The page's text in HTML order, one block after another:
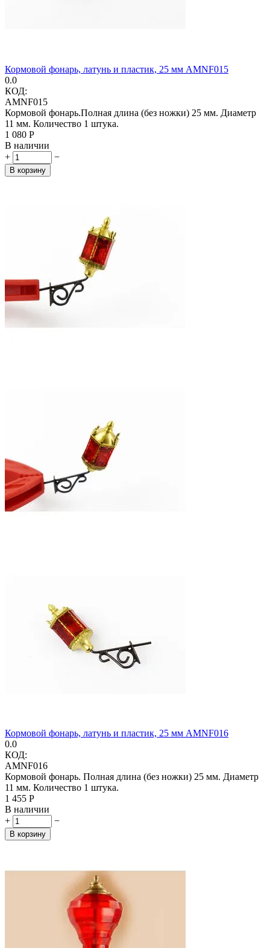
Кормовой фонарь, латунь и пластик, 25 мм AMNF015
0.0
КОД:
AMNF015
Кормовой фонарь.Полная длина (без ножки) 25 мм. Диаметр
11 мм. Количество 1 штука.
1 080 Р
В наличии
+
−
В корзину
Кормовой фонарь, латунь и пластик, 25 мм AMNF016
0.0
КОД:
AMNF016
Кормовой фонарь. Полная длина (без ножки) 25 мм. Диаметр
11 мм. Количество 1 штука.
1 455 Р
В наличии
+
−
В корзину